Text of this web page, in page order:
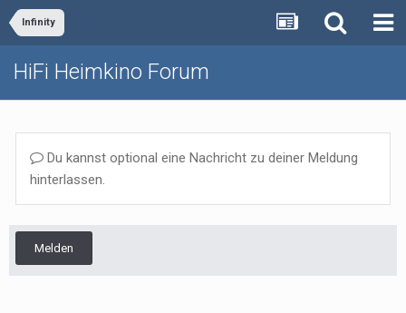
Infinity
HiFi Heimkino Forum
Du kannst optional eine Nachricht zu deiner Meldung
hinterlassen.
Melden